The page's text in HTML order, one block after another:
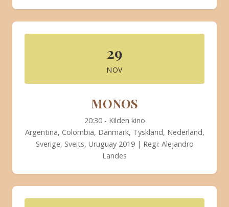
29
NOV
MONOS
20:30 - Kilden kino
Argentina, Colombia, Danmark, Tyskland, Nederland,
Sverige, Sveits, Uruguay 2019 | Regi: Alejandro
Landes